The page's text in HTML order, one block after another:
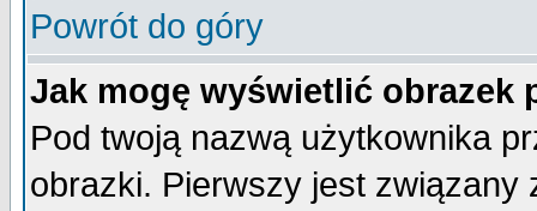
Powrót do góry
Jak mogę wyświetlić obrazek
Pod twoją nazwą użytkownika
obrazki. Pierwszy jest